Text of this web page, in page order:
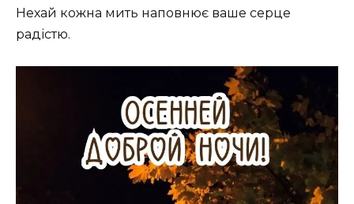
Нехай кожна мить наповнює ваше серце
радістю.